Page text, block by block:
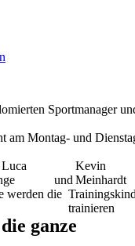
Sportmanager
am Montag- und
Luca
und
Kevin
Meinhardt
werden die
trainieren
ganze